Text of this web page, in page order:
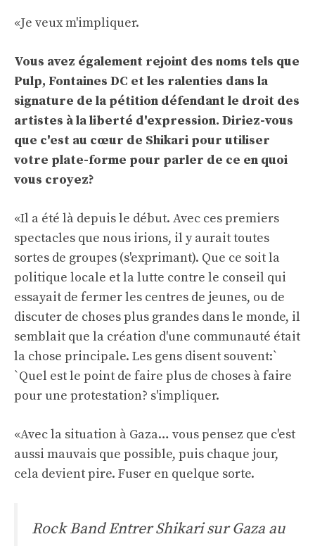
«Je veux m'impliquer.
Vous avez également rejoint des noms tels que
Pulp, Fontaines DC et les ralenties dans la
signature de la pétition défendant le droit des
artistes à la liberté d'expression. Diriez-vous
que c'est au cœur de Shikari pour utiliser
votre plate-forme pour parler de ce en quoi
vous croyez?
«Il a été là depuis le début. Avec ces premiers
spectacles que nous irions, il y aurait toutes
sortes de groupes (s'exprimant). Que ce soit la
politique locale et la lutte contre le conseil qui
essayait de fermer les centres de jeunes, ou de
discuter de choses plus grandes dans le monde, il
semblait que la création d'une communauté était
la chose principale. Les gens disent souvent:`
`Quel est le point de faire plus de choses à faire
pour une protestation? s'impliquer.
«Avec la situation à Gaza… vous pensez que c'est
aussi mauvais que possible, puis chaque jour,
cela devient pire. Fuser en quelque sorte.
Rock Band Entrer Shikari sur Gaza au